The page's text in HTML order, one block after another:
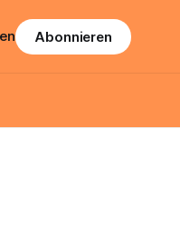
Abonnieren